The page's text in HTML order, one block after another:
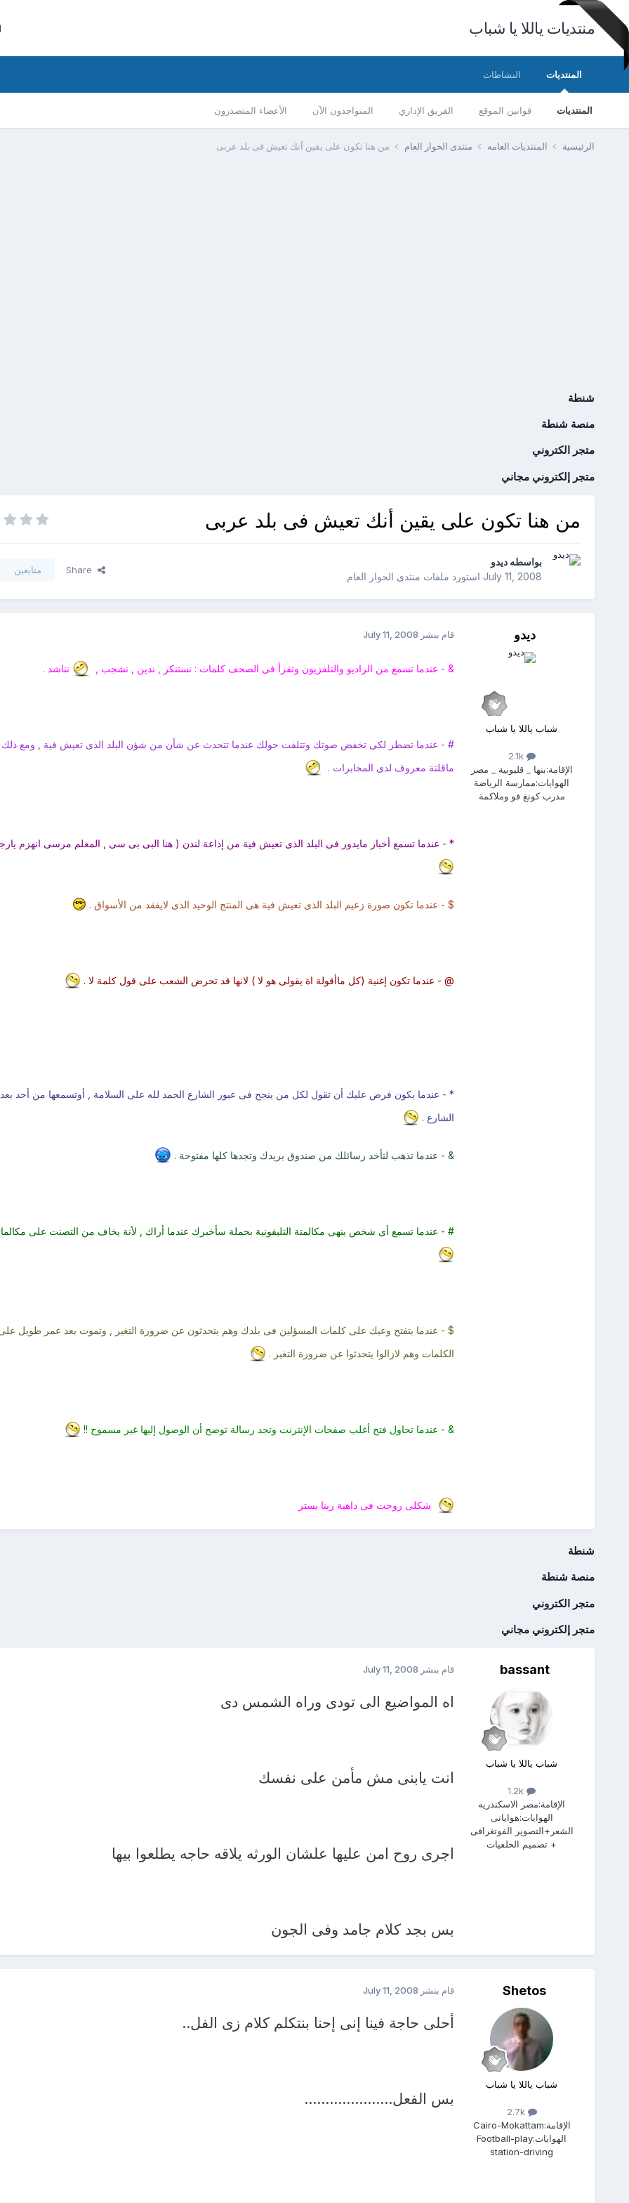
منتديات ياللا يا شباب
المنتديات
المنتديات قوانين الموقع الفريق الإداري المتواجدون الآن الأعضاء المتصدرون
النشاطات
الرئيسية المنتديات العامه منتدى الحوار العام من هنا تكون على يقين أنك تعيش فى بلد عربى
شنطة
منصة شنطة
متجر الكتروني
متجر إلكتروني مجاني
من هنا تكون على يقين أنك تعيش فى بلد عربى
بواسطه ديدو
July 11, 2008استورد ملفات منتدى الحوار العام
Share متابعين
ديدو
شباب ياللا يا شباب
2.1k
الإقامة:بنها _ قليوبية _ مصر
الهوايات:ممارسة الرياضة
مدرب كونغ فو وملاكمة
قام بنشر July 11, 2008
& - عندما تسمع من الراديو والتلفزيون وتقرأ فى الصحف كلمات : نستنكر , ندين , نشجب , نناشد .
# - عندما تضطر لكى تخفض صوتك وتتلفت حولك عندما تتحدث عن شأن من شؤن البلد الذى تعيش فية , ومع ذلك
ماقلتة معروف لدى المخابرات .
* - عندما تسمع أخبار مايدور فى البلد الذى تعيش فية من إذاعة لندن ( هنا البى بى سى , المعلم مرسى انهزم
$ - عندما تكون صورة زعيم البلد الذى تعيش فية هى المنتج الوحيد الذى لايفقد من الأسواق .
@ - عندما تكون إغنية (كل ماأقولة اة يقولى هو لا ) لانها قد تحرض الشعب على قول كلمة لا .
* - عندما يكون فرض عليك أن تقول لكل من ينجح فى عبور الشارع الحمد لله على السلامة , أوتسمعها من أحد
الشارع .
& - عندما تذهب لتأخد رسائلك من صندوق بريدك وتجدها كلها مفتوحة .
# - عندما تسمع أى شخص ينهى مكالمتة التليفونية بجملة سأخبرك عندما أراك , لأنة يخاف من التصنت على
$ - عندما يتفتح وعيك على كلمات المسؤلين فى بلدك وهم يتحدثون عن ضرورة التغير , وتموت بعد عمر طويل
الكلمات وهم لازالوا يتحدثوا عن ضرورة التغير .
& - عندما تحاول فتح أغلب صفحات الإنترنت وتجد رسالة توضح أن الوصول إليها غير مسموح !!
شكلى روحت فى داهية ربنا يستر
شنطة
منصة شنطة
متجر الكتروني
متجر إلكتروني مجاني
bassant
شباب ياللا يا شباب
1.2k
الإقامة:مصر الاسكندريه
الهوايات:هواياتى
الشعر+التصوير الفوتغرافى
+ تصميم الخلفيات
قام بنشر July 11, 2008
اه المواضيع الى تودى وراه الشمس دى
انت يابنى مش مأمن على نفسك
اجرى روح امن عليها علشان الورثه يلاقه حاجه يطلعوا بيها
بس بجد كلام جامد وفى الجون
Shetos
شباب ياللا يا شباب
2.7k
الإقامة:Cairo-Mokattam
الهوايات:Football-play
station-driving
قام بنشر July 11, 2008
أحلى حاجة فينا إنى إحنا بنتكلم كلام زى الفل..
بس الفعل.....................